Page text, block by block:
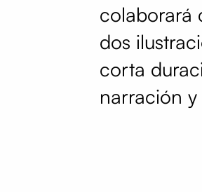
colaborará
dos
corta
narración